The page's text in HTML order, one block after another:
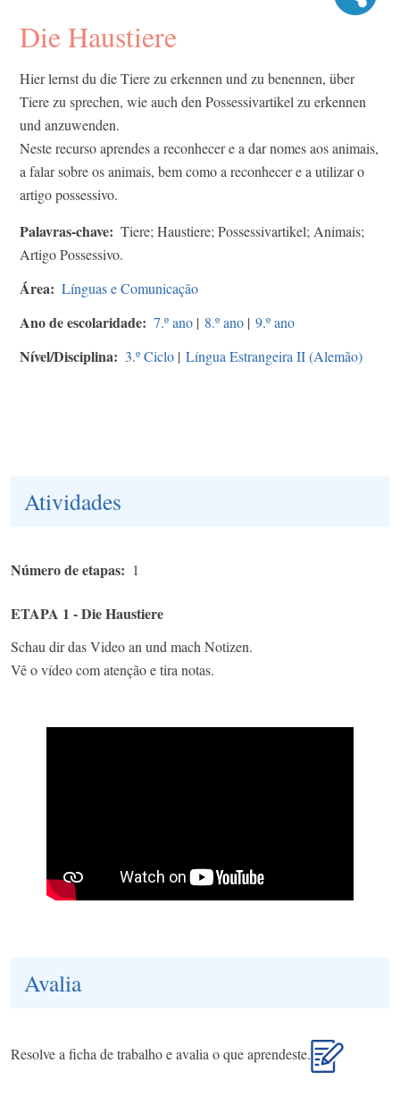
Die Haustiere
Hier lernst du die Tiere zu erkennen und zu benennen, über
Tiere zu sprechen, wie auch den Possessivartikel zu erkennen
und anzuwenden.
Neste recurso aprendes a reconhecer e a dar nomes aos animais,
a falar sobre os animais, bem como a reconhecer e a utilizar o
artigo possessivo.
Palavras-chave
Tiere; Haustiere; Possessivartikel; Animais;
Artigo Possessivo.
Área Línguas e Comunicação
Ano de escolaridade 7.º ano | 8.º ano | 9.º ano
Nível/Disciplina 3.º Ciclo | Língua Estrangeira II (Alemão)
Atividades
Número de etapas 1
ETAPA 1 - Die Haustiere
Schau dir das Video an und mach Notizen.
Vê o vídeo com atenção e tira notas.
Avalia
Resolve a ficha de trabalho e avalia o que aprendeste.